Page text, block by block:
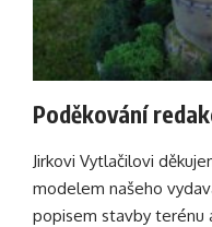
Poděkování
Jirkovi Vytlačilovi
modelem našeho
popisem stavby terénu